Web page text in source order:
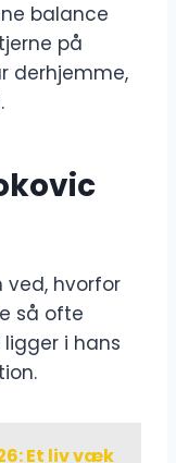
balance
på
derhjemme,
ved, hvorfor
så ofte
i hans
Et liv væk